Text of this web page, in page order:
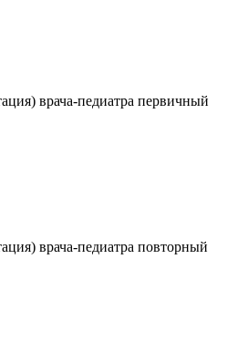
врача-педиатра первичный
врача-педиатра повторный